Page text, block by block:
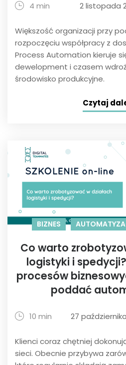
4 min 2 listopada
Większość organizacji przy
rozpoczęciu współpracy z
Process Automation kieruje
dewelopment i czasem
środowisko produkcyjne.
Czytaj
BIZNES
Co warto
logistyki i
procesów
poddać
10 min 27 października
Klienci coraz chętniej
sieci. Obecnie przybywa